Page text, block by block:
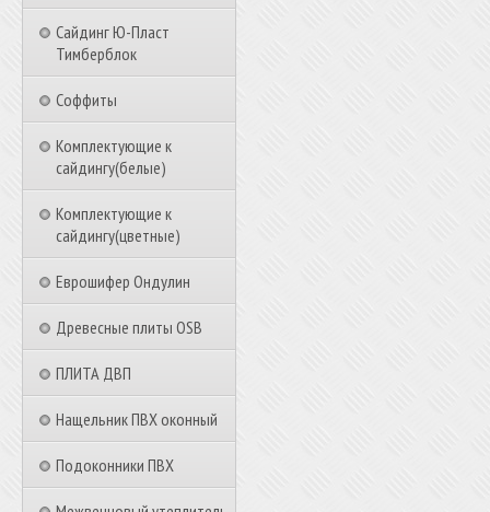
Сайдинг Ю-Пласт
Тимберблок
Соффиты
Комплектующие к
сайдингу(белые)
Комплектующие к
сайдингу(цветные)
Еврошифер Ондулин
Древесные плиты OSB
ПЛИТА ДВП
Нащельник ПВХ оконный
Подоконники ПВХ